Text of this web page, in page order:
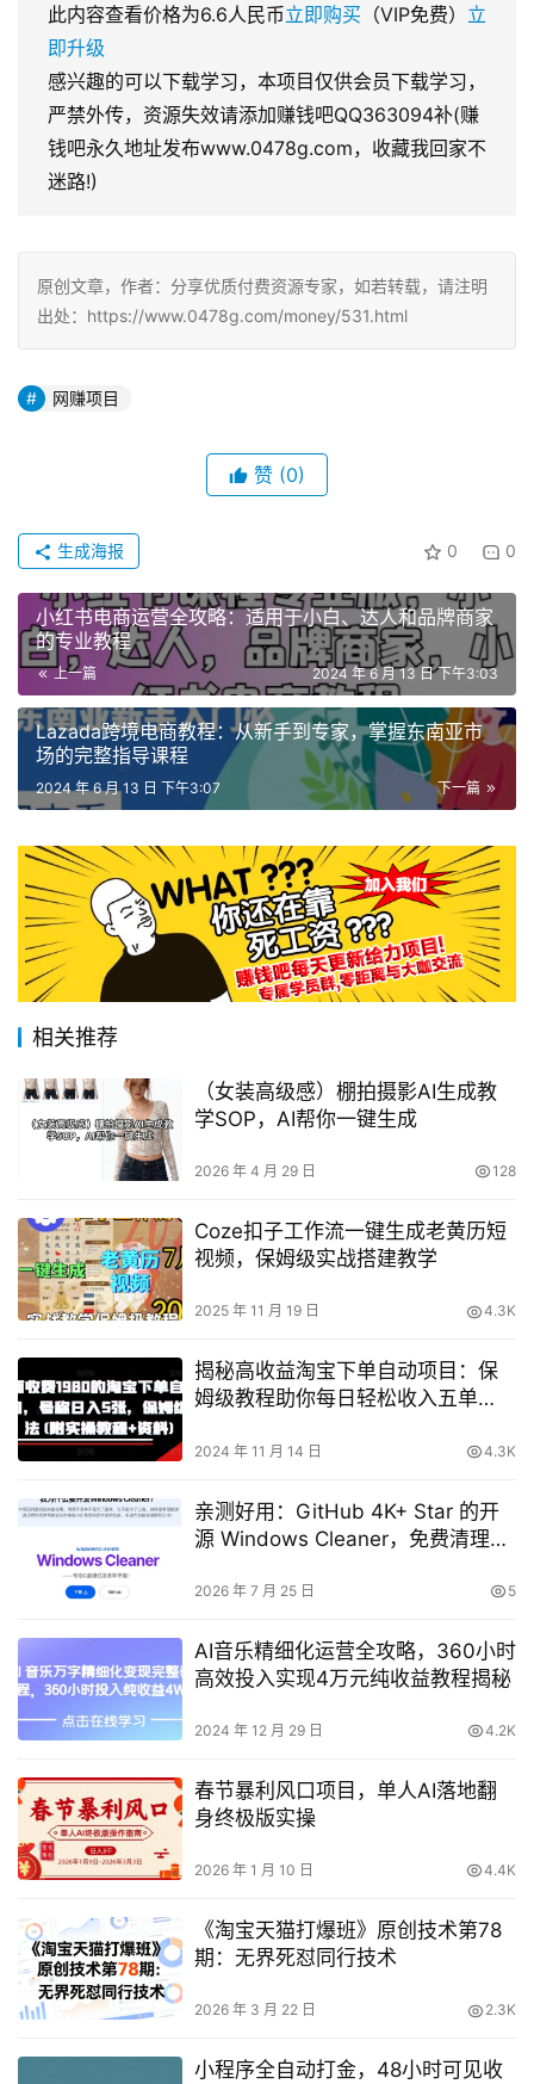
此内容查看价格为6.6人民币立即购买 （VIP免费） 立
即升级
感兴趣的可以下载学习，本项目仅供会员下载学习，
严禁外传，资源失效请添加赚钱吧QQ363094补(赚
钱吧永久地址发布www.0478g.com，收藏我回家不
迷路!)
原创文章，作者：分享优质付费资源专家，如若转载，请注明
出处：https://www.0478g.com/money/531.html
网赚项目
赞 (0)
0 0
生成海报
小红书电商运营全攻略：适用于小白、达人和品牌商家
的专业教程
上一篇 2024 年 6 月 13 日 下午3:03
Lazada跨境电商教程：从新手到专家，掌握东南亚市
场的完整指导课程
下一篇
2024 年 6 月 13 日 下午3:07
相关推荐
（女装高级感）棚拍摄影AI生成教
学SOP，AI帮你一键生成
2026 年 4 月 29 日 128
Coze扣子工作流一键生成老黄历短
视频，保姆级实战搭建教学
2025 年 11 月 19 日 4.3K
揭秘高收益淘宝下单自动项目：保
姆级教程助你每日轻松收入五单
【教程】
2024 年 11 月 14 日 4.3K
亲测好用：GitHub 4K+ Star 的开
源 Windows Cleaner，免费清理C
2026 年 7 月 25 日 5
AI音乐精细化运营全攻略，360小时
高效投入实现4万元纯收益教程揭秘
2024 年 12 月 29 日 4.2K
春节暴利风口项目，单人AI落地翻
身终极版实操
2026 年 1 月 10 日 4.4K
《淘宝天猫打爆班》原创技术第78
期：无界死怼同行技术
2026 年 3 月 22 日 2.3K
小程序全自动打金，48小时可见收